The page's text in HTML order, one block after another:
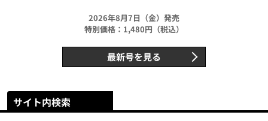
2026年8月7日（金）発売
特別価格：1,480円（税込）
最新号を見る
サイト内検索